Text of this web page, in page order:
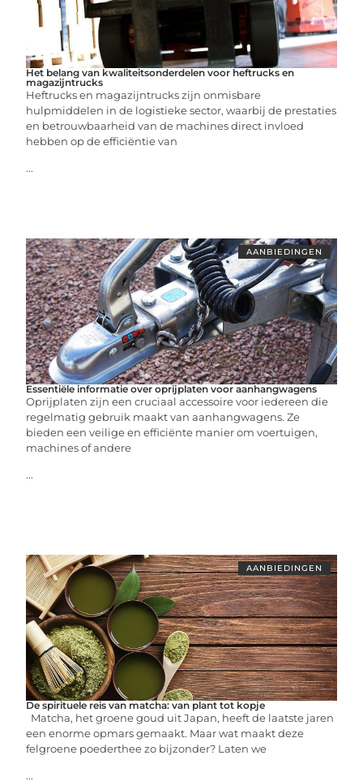
Het belang van kwaliteitsonderdelen voor heftrucks en
magazijntrucks
Heftrucks en magazijntrucks zijn onmisbare
hulpmiddelen in de logistieke sector, waarbij de prestaties
en betrouwbaarheid van de machines direct invloed
hebben op de efficiëntie van
...
AANBIEDINGEN
Essentiële informatie over oprijplaten voor aanhangwagens
Oprijplaten zijn een cruciaal accessoire voor iedereen die
regelmatig gebruik maakt van aanhangwagens. Ze
bieden een veilige en efficiënte manier om voertuigen,
machines of andere
...
AANBIEDINGEN
De spirituele reis van matcha: van plant tot kopje
Matcha, het groene goud uit Japan, heeft de laatste jaren
een enorme opmars gemaakt. Maar wat maakt deze
felgroene poederthee zo bijzonder? Laten we
...